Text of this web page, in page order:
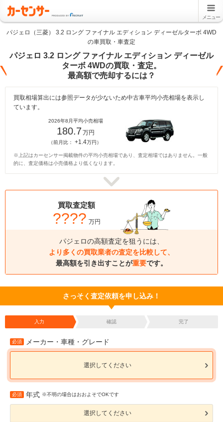
メニュー
パジェロ（三菱） 3.2 ロング ファイナル エディション ディーゼルターボ 4WD
の車買取・車査定
パジェロ 3.2 ロング ファイナル エディション ディーゼル
ターボ 4WDの買取・査定。
最高額で売却するには？
買取相場算出には参照データが少ないため中古車平均小売相場を表示し
ています。
2026年8月平均小売相場
180.7万円
（前月比： +1.4万円）
※上記はカーセンサー掲載物件の平均小売相場であり、査定相場ではありません。一般
的に、査定価格は小売価格より低くなります。
買取査定額
???? 万円
パジェロの高額査定を狙うには、
より多くの買取業者の査定を比較して、
最高額を引き出すことが重要です。
さっそく査定依頼を申し込み！
入力 確認 完了
必須 メーカー・車種・グレード
選択してください
必須 年式 ※不明の場合はおおよそでOKです
選択してください